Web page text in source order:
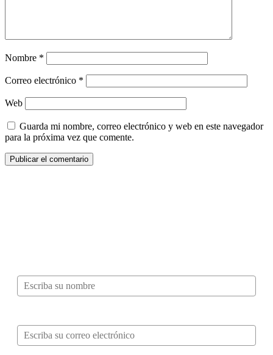
Nombre *
Correo electrónico *
Web
Guarda mi nombre, correo electrónico y web en este navegador
para la próxima vez que comente.